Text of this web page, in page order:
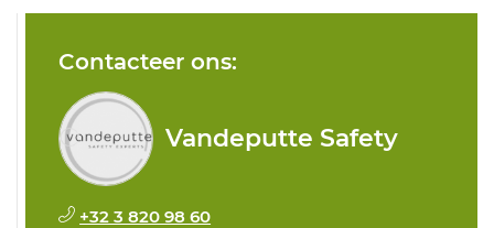
Contacteer ons:
Vandeputte Safety
+32 3 820 98 60